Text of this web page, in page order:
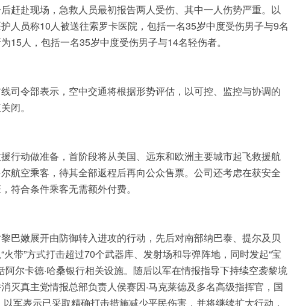
赶赴现场，急救人员最初报告两人受伤、其中一人伤势严重。以
人员称10人被送往索罗卡医院，包括一名35岁中度受伤男子与9名
15人，包括一名35岁中度受伤男子与14名轻伤者。
司令部表示，空中交通将根据形势评估，以可控、监控与协调的
闭。
行动做准备，首阶段将从美国、远东和欧洲主要城市起飞救援航
航空乘客，待其全部返程后再向公众售票。公司还考虑在获安全
符合条件乘客无需额外付费。
巴嫩展开由防御转入进攻的行动，先后对南部纳巴泰、提尔及贝
带”方式打击超过70个武器库、发射场和导弹阵地，同时发起“宝
尔卡德·哈桑银行相关设施。随后以军在情报指导下持续空袭黎境
灭真主党情报总部负责人侯赛因·马克莱德及多名高级指挥官，国
军表示已采取精确打击措施减少平民伤害，并将继续扩大行动，